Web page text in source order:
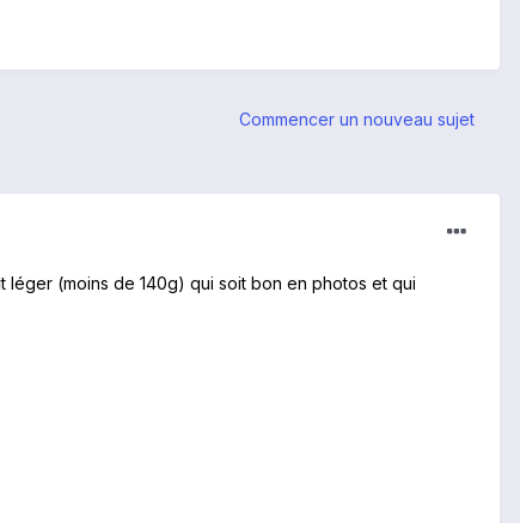
Commencer un nouveau sujet
(moins de 140g) qui soit bon en photos et qui